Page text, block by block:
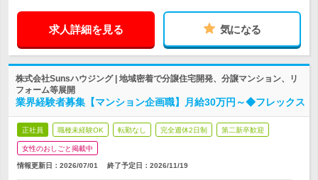
求人詳細を見る 気になる
株式会社Sunsハウジング | 地域密着で分譲住宅開発、分譲マンション、リ
フォーム等展開
業界経験者募集【マンション企画職】月給30万円～◆フレックス
正社員 職種未経験OK 転勤なし 完全週休2日制 第二新卒歓迎
女性のおしごと掲載中
情報更新日：2026/07/01 終了予定日： 2026/11/19